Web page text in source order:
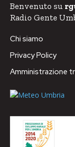
Benvenuto su
Radio Gente
Chi siamo
Privacy Policy
Amministrazione